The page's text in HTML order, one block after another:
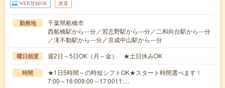
WEB登録OK 派遣
勤務地
千葉県船橋市
西船橋駅から---分／習志野駅から---分／二和向台駅から---分
／滝不動駅から---分／京成中山駅から---分
曜日頻度 週2日～5日OK（月～金） ★土日休みOK
時間
★1日5時間～の時短シフトOK★スタート時間選べます！
7:00～16:009:00～17:0011:…